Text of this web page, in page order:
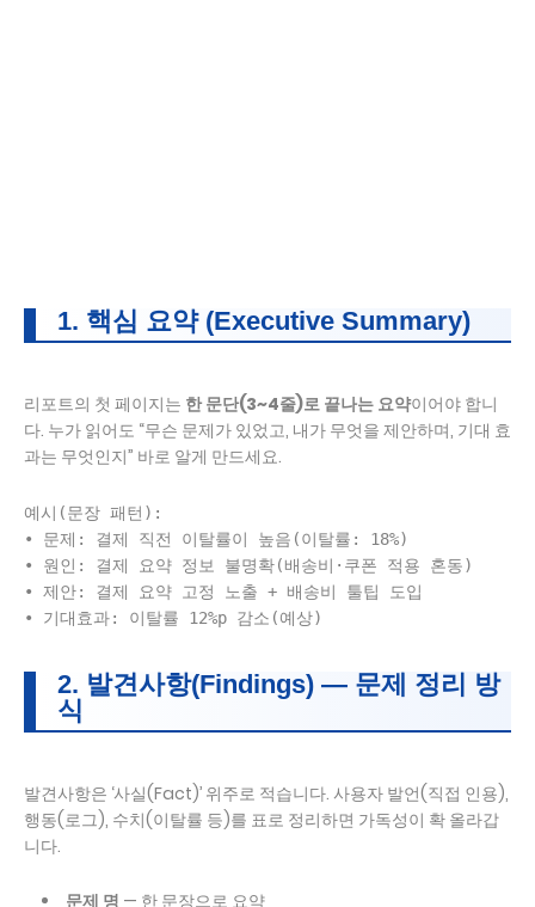
1. 핵심 요약 (Executive Summary)
리포트의 첫 페이지는 한 문단(3~4줄)로 끝나는 요약이어야 합니
다. 누가 읽어도 “무슨 문제가 있었고, 내가 무엇을 제안하며, 기대 효
과는 무엇인지” 바로 알게 만드세요.
예시(문장 패턴):
• 문제: 결제 직전 이탈률이 높음(이탈률: 18%)
• 원인: 결제 요약 정보 불명확(배송비·쿠폰 적용 혼동)
• 제안: 결제 요약 고정 노출 + 배송비 툴팁 도입
2. 발견사항(Findings) — 문제 정리 방
식
발견사항은 ‘사실(Fact)’ 위주로 적습니다. 사용자 발언(직접 인용),
행동(로그), 수치(이탈률 등)를 표로 정리하면 가독성이 확 올라갑
니다.
문제 명 — 한 문장으로 요약